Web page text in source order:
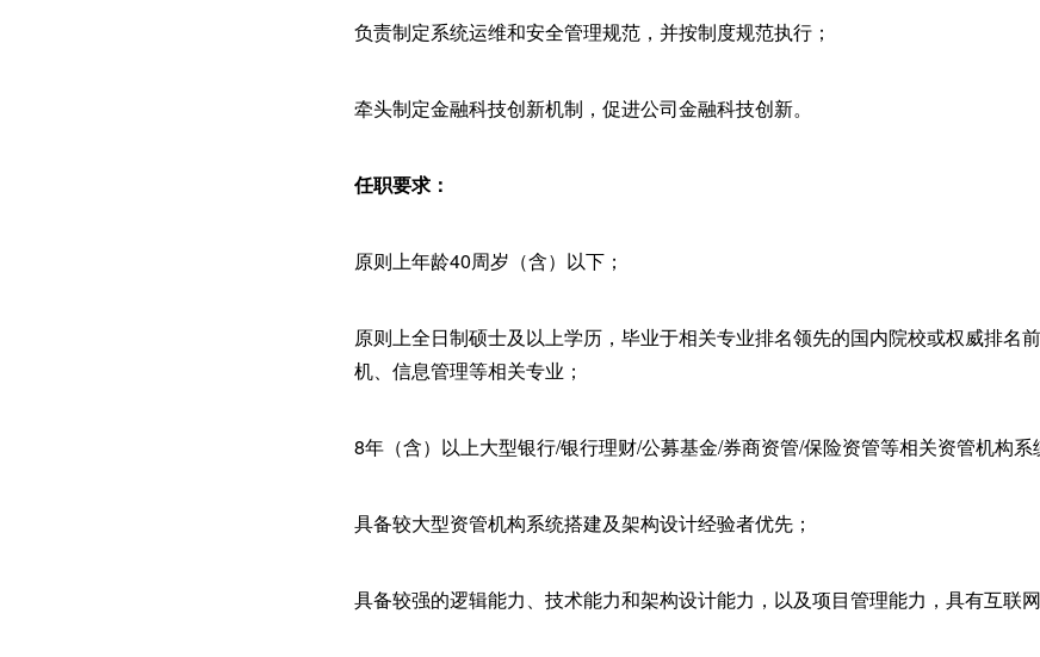
负责制定系统运维和安全管理规范，并按制度规范执行；
牵头制定金融科技创新机制，促进公司金融科技创新。
任职要求：
原则上年龄40周岁（含）以下；
原则上全日制硕士及以上学历，毕业于相关专业排名领先的国内院校或权威排名
机、信息管理等相关专业；
8年（含）以上大型银行/银行理财/公募基金/券商资管/保险资管等相关资管机构系
具备较大型资管机构系统搭建及架构设计经验者优先；
具备较强的逻辑能力、技术能力和架构设计能力，以及项目管理能力，具有互联